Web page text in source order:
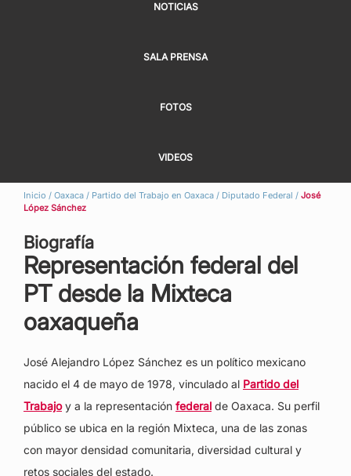
NOTICIAS
SALA PRENSA
FOTOS
VIDEOS
Inicio / Oaxaca / Partido del Trabajo en Oaxaca / Diputado Federal / José
López Sánchez
Biografía
Representación federal del
PT desde la Mixteca
oaxaqueña
José Alejandro López Sánchez es un político mexicano
nacido el 4 de mayo de 1978, vinculado al Partido del
Trabajoy a la representación federal de Oaxaca. Su perfil
público se ubica en la región Mixteca, una de las zonas
con mayor densidad comunitaria, diversidad cultural y
retos sociales del estado.